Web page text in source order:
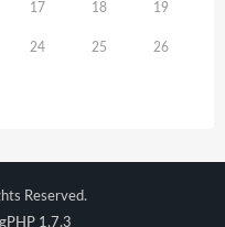
17 18 19
24 25 26
Reserved.
1.7.3